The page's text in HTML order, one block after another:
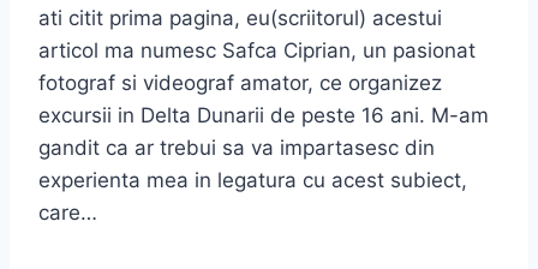
ati citit prima pagina, eu(scriitorul) acestui
articol ma numesc Safca Ciprian, un pasionat
fotograf si videograf amator, ce organizez
excursii in Delta Dunarii de peste 16 ani. M-am
gandit ca ar trebui sa va impartasesc din
experienta mea in legatura cu acest subiect,
care…